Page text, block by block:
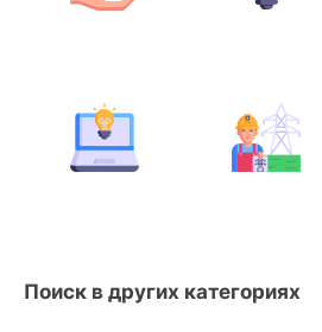
Поиск в других категориях